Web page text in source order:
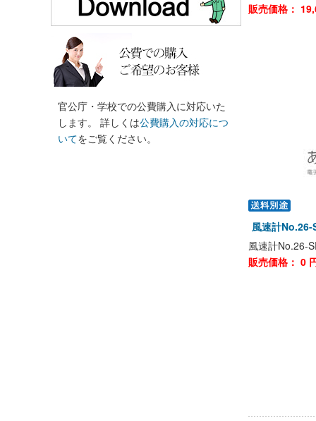
官公庁・学校での公費購入に対応いた
します。 詳しくは公費購入の対応につ
いてをご覧ください。
販売価格：
風速計
風速計
販売価格： 0